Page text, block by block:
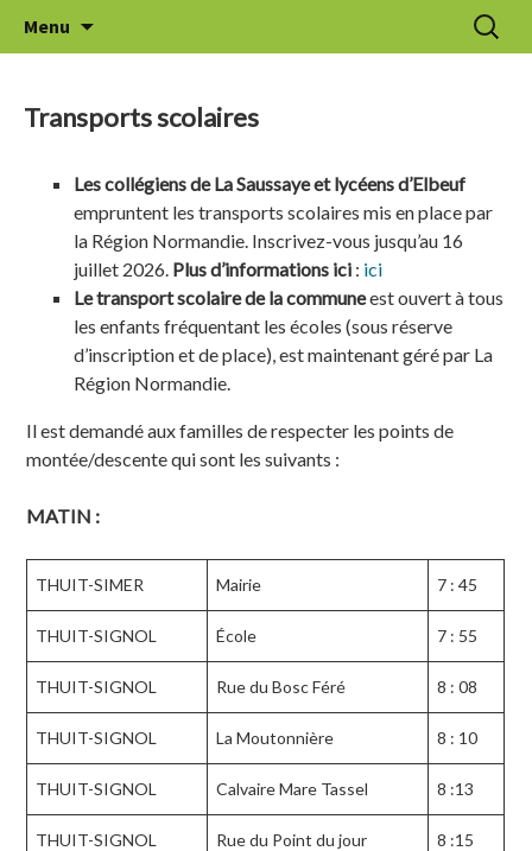
Le Thuit de l'Oison
Menu
Transports scolaires
Les collégiens de La Saussaye et lycéens d’Elbeuf
empruntent les transports scolaires mis en place par
la Région Normandie. Inscrivez-vous jusqu’au 16
juillet 2026. Plus d’informations ici : ici
Le transport scolaire de la communeest ouvert à tous
les enfants fréquentant les écoles (sous réserve
d’inscription et de place), est maintenant géré par La
Région Normandie.
Il est demandé aux familles de respecter les points de
montée/descente qui sont les suivants :
MATIN :
THUIT-SIMER Mairie 7 : 45
THUIT-SIGNOL École 7 : 55
THUIT-SIGNOL Rue du Bosc Féré 8 : 08
THUIT-SIGNOL La Moutonnière 8 : 10
THUIT-SIGNOL Calvaire Mare Tassel 8 :13
THUIT-SIGNOL Rue du Point du jour 8 :15